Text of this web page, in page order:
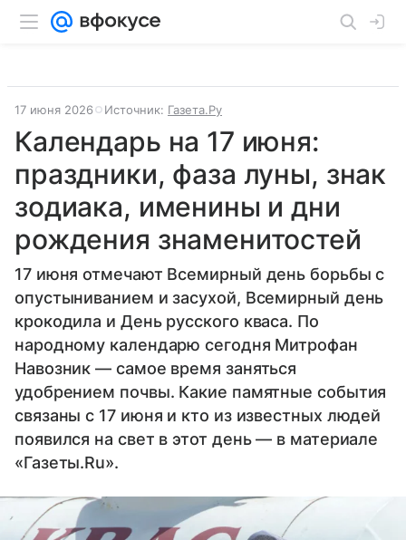
17 июня 2026 Источник: Газета.Ру
Календарь на 17 июня:
праздники, фаза луны, знак
зодиака, именины и дни
рождения знаменитостей
17 июня отмечают Всемирный день борьбы с
опустыниванием и засухой, Всемирный день
крокодила и День русского кваса. По
народному календарю сегодня Митрофан
Навозник — самое время заняться
удобрением почвы. Какие памятные события
связаны с 17 июня и кто из известных людей
появился на свет в этот день — в материале
«Газеты.Ru».